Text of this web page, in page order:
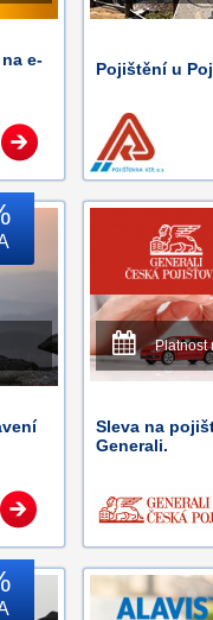
e-
Pojištění u
Platnost
Sleva na
Generali.